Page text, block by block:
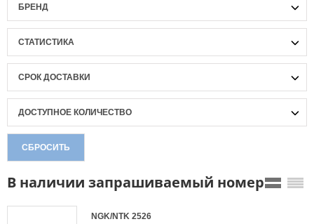
БРЕНД
СТАТИСТИКА
СРОК ДОСТАВКИ
ДОСТУПНОЕ КОЛИЧЕСТВО
СБРОСИТЬ
В наличии запрашиваемый номер
NGK/NTK 2526